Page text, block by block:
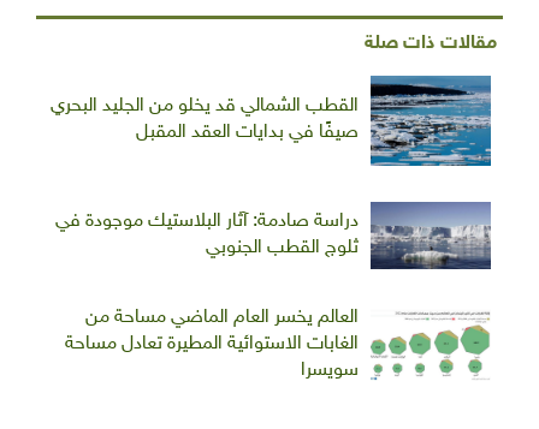
مقالات ذات صلة
القطب الشمالي قد يخلو من الجليد البحري
صيفًا في بدايات العقد المقبل
دراسة صادمة: آثار البلاستيك موجودة في
ثلوج القطب الجنوبي
العالم يخسر العام الماضي مساحة من
الغابات الاستوائية المطيرة تعادل مساحة
سويسرا